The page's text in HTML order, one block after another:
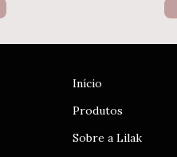
Início
Produtos
Sobre a Lilak